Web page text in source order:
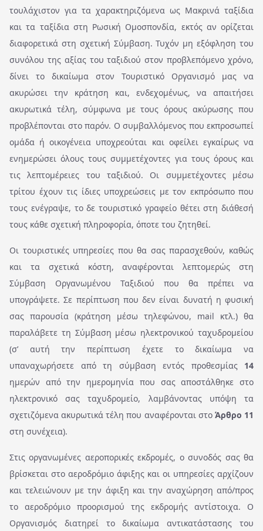
τουλάχιστον για τα χαρακτηριζόμενα ως Μακρινά ταξίδια
και τα ταξίδια στη Ρωσική Ομοσπονδία, εκτός αν ορίζεται
διαφορετικά στη σχετική Σύμβαση. Τυχόν μη εξόφληση του
συνόλου της αξίας του ταξιδιού στον προβλεπόμενο χρόνο,
δίνει το δικαίωμα στον Τουριστικό Οργανισμό μας να
ακυρώσει την κράτηση και, ενδεχομένως, να απαιτήσει
ακυρωτικά τέλη, σύμφωνα με τους όρους ακύρωσης που
προβλέπονται στο παρόν. Ο συμβαλλόμενος που εκπροσωπεί
ομάδα ή οικογένεια υποχρεούται και οφείλει εγκαίρως να
ενημερώσει όλους τους συμμετέχοντες για τους όρους και
τις λεπτομέρειες του ταξιδιού. Οι συμμετέχοντες μέσω
τρίτου έχουν τις ίδιες υποχρεώσεις με τον εκπρόσωπο που
τους ενέγραψε, το δε τουριστικό γραφείο θέτει στη διάθεσή
τους κάθε σχετική πληροφορία, όποτε του ζητηθεί.
Οι τουριστικές υπηρεσίες που θα σας παρασχεθούν, καθώς
και τα σχετικά κόστη, αναφέρονται λεπτομερώς στη
Σύμβαση Οργανωμένου Ταξιδιού που θα πρέπει να
υπογράψετε. Σε περίπτωση που δεν είναι δυνατή η φυσική
σας παρουσία (κράτηση μέσω τηλεφώνου, mail κτλ.) θα
παραλάβετε τη Σύμβαση μέσω ηλεκτρονικού ταχυδρομείου
(σ’ αυτή την περίπτωση έχετε το δικαίωμα να
υπαναχωρήσετε από τη σύμβαση εντός προθεσμίας 14
ημερών από την ημερομηνία που σας αποστάλθηκε στο
ηλεκτρονικό σας ταχυδρομείο, λαμβάνοντας υπόψη τα
σχετιζόμενα ακυρωτικά τέλη που αναφέρονται στο Άρθρο 11
στη συνέχεια).
Στις οργανωμένες αεροπορικές εκδρομές, ο συνοδός σας θα
βρίσκεται στο αεροδρόμιο άφιξης και οι υπηρεσίες αρχίζουν
και τελειώνουν με την άφιξη και την αναχώρηση από/προς
το αεροδρόμιο προορισμού της εκδρομής αντίστοιχα. Ο
Οργανισμός διατηρεί το δικαίωμα αντικατάστασης του